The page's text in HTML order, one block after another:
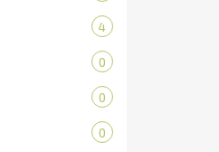
4
0
0
0